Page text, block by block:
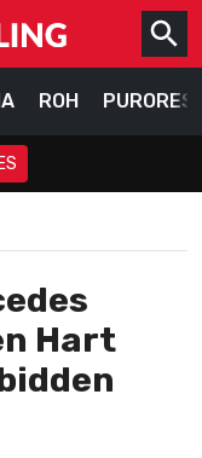
ROH
ES
Hart